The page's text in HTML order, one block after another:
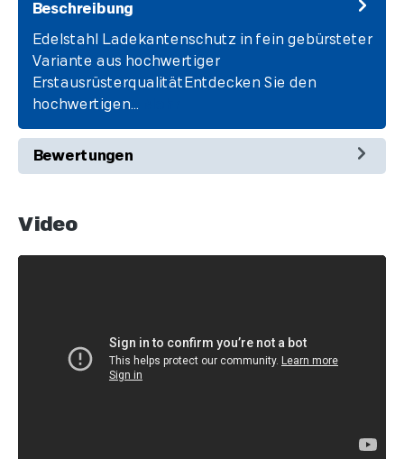
Beschreibung
Edelstahl Ladekantenschutz in fein gebürsteter
Variante aus hochwertiger
ErstausrüsterqualitätEntdecken Sie den
hochwertigen…
Bewertungen
Video